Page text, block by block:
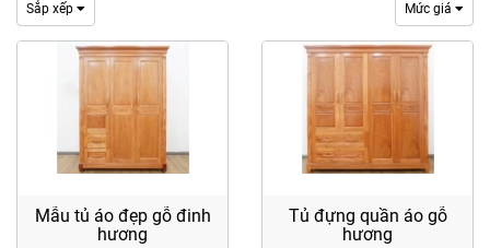
Tủ
Bàn
Sắp xếp Mức giá
Mẫu tủ áo đẹp gỗ đinh
hương
Tủ đựng quần áo gỗ
hương